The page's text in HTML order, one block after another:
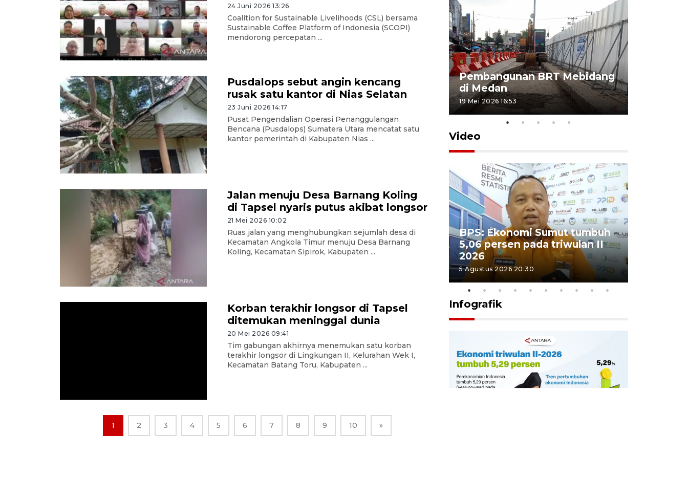
24 Juni 2026 13:26
Coalition for Sustainable Livelihoods (CSL) bersama
Sustainable Coffee Platform of Indonesia (SCOPI)
mendorong percepatan ...
Pusdalops sebut angin kencang
rusak satu kantor di Nias Selatan
23 Juni 2026 14:17
Pusat Pengendalian Operasi Penanggulangan
Bencana (Pusdalops) Sumatera Utara mencatat satu
kantor pemerintah di Kabupaten Nias ...
Jalan menuju Desa Barnang Koling
di Tapsel nyaris putus akibat longsor
21 Mei 2026 10:02
Ruas jalan yang menghubungkan sejumlah desa di
Kecamatan Angkola Timur menuju Desa Barnang
Koling, Kecamatan Sipirok, Kabupaten ...
Korban terakhir longsor di Tapsel
ditemukan meninggal dunia
20 Mei 2026 09:41
Tim gabungan akhirnya menemukan satu korban
terakhir longsor di Lingkungan II, Kelurahan Wek I,
Kecamatan Batang Toru, Kabupaten ...
1 2 3 4 5 6 7 8 9 10 »
Pelaporan SPT Tahunan di
Sumut
Pembangunan BRT Mebidang
di Medan
19 Mei 2026 16:53
Video
IDAI perkuat kompetensi
dokter tangani penyakit
jantung anak
BPS: Ekonomi Sumut tumbuh
5,06 persen pada triwulan II
2026
5 Agustus 2026 20:30
Infografik